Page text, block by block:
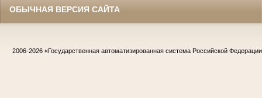
ОБЫЧНАЯ ВЕРСИЯ САЙТА
2006-2026 «Государственная автоматизированная система Российской